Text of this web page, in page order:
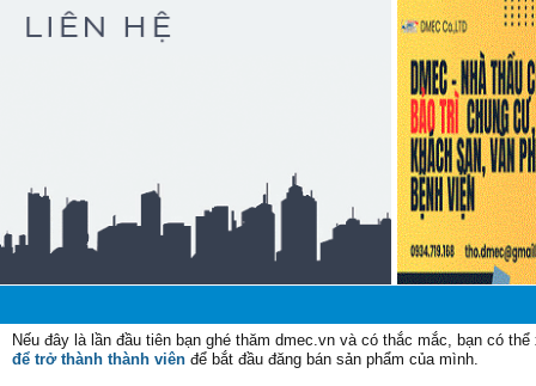
Nếu đây là lần đầu tiên bạn ghé thăm dmec.vn và có thắc mắc, bạn có
để trở thành thành viên để bắt đầu đăng bán sản phẩm của mình.